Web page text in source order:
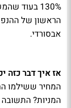
130%
אבסורדי.
אז איך דבר כזה
המחיר ששילמו
המניות?